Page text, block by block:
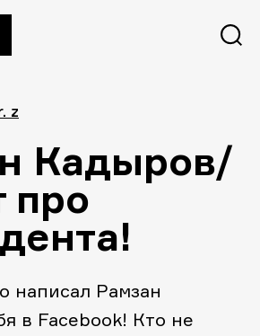
z
Кадыров/
про
написал Рамзан
в Facebook! Кто не